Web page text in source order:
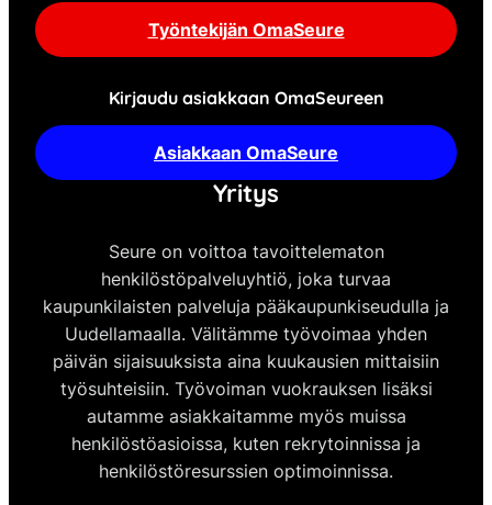
Työntekijän OmaSeure
Kirjaudu asiakkaan OmaSeureen
Asiakkaan OmaSeure
Yritys
Seure on voittoa tavoittelematon
henkilöstöpalveluyhtiö, joka turvaa
kaupunkilaisten palveluja pääkaupunkiseudulla ja
Uudellamaalla. Välitämme työvoimaa yhden
päivän sijaisuuksista aina kuukausien mittaisiin
työsuhteisiin. Työvoiman vuokrauksen lisäksi
autamme asiakkaitamme myös muissa
henkilöstöasioissa, kuten rekrytoinnissa ja
henkilöstöresurssien optimoinnissa.